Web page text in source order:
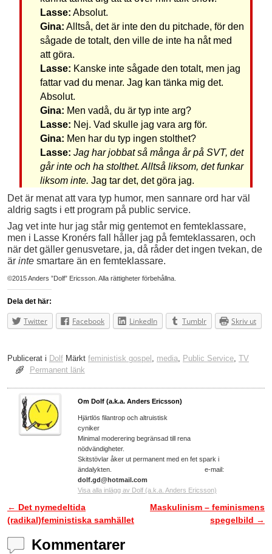
Lasse: Absolut.
Gina: Alltså, det är inte den du pitchade, för den
sågade de totalt, den ville de inte ha nåt med
att göra.
Lasse: Kanske inte sågade den totalt, men jag
fattar vad du menar. Jag kan tänka mig det.
Absolut.
Gina: Men vadå, du är typ inte arg?
Lasse: Nej. Vad skulle jag vara arg för.
Gina: Men har du typ ingen stolthet?
Lasse: Jag har jobbat så många år på SVT, det
går inte och ha stolthet. Alltså liksom, det funkar
liksom inte. Jag tar det, det göra jag.
Det är menat att vara typ humor, men sannare ord har väl
aldrig sagts i ett program på public service.
Jag vet inte hur jag står mig gentemot en femteklassare,
men i Lasse Kronérs fall håller jag på femteklassaren, och
när det gäller genusvetare, ja, då råder det ingen tvekan, de
är inte smartare än en femteklassare.
©2015 Anders ”Dolf” Ericsson. Alla rättigheter förbehållna.
Dela det här:
Twitter Facebook LinkedIn Tumblr Skriv ut
Publicerat i Dolf Märkt feministisk gospel , media, Public Service, TV
Permanent länk
Om Dolf (a.k.a. Anders Ericsson)
Hjärtlös filantrop och altruistisk
cyniker
Minimal moderering begränsad till rena
nödvändigheter.
Skitstövlar åker ut permanent med en fet spark i
ändalykten. e-mail:
dolf.gd@hotmail.com
Visa alla inlägg av Dolf (a.k.a. Anders Ericsson)
Inläggsnavigering
← Det nymedeltida
(radikal)feministiska samhället
Maskulinism – feminismens
spegelbild →
Kommentarer